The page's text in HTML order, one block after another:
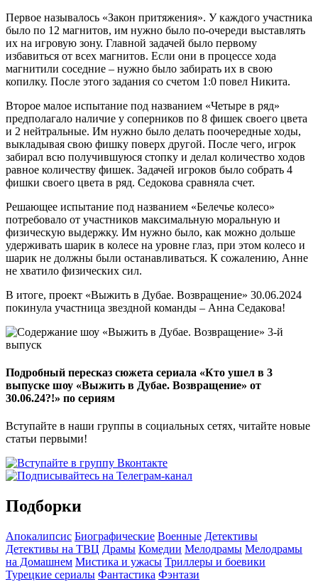
Первое называлось «Закон притяжения». У каждого участника
было по 12 магнитов, им нужно было по-очереди выставлять
их на игровую зону. Главной задачей было первому
избавиться от всех магнитов. Если они в процессе хода
магнитили соседние – нужно было забирать их в свою
копилку. После этого задания со счетом 1:0 повел Никита.
Второе малое испытание под названием «Четыре в ряд»
предполагало наличие у соперников по 8 фишек своего цвета
и 2 нейтральные. Им нужно было делать поочередные ходы,
выкладывая свою фишку поверх другой. После чего, игрок
забирал всю получившуюся стопку и делал количество ходов
равное количеству фишек. Задачей игроков было собрать 4
фишки своего цвета в ряд. Седокова сравняла счет.
Решающее испытание под названием «Белечье колесо»
потребовало от участников максимальную моральную и
физическую выдержку. Им нужно было, как можно дольше
удерживать шарик в колесе на уровне глаз, при этом колесо и
шарик не должны были останавливаться. К сожалению, Анне
не хватило физических сил.
В итоге, проект «Выжить в Дубае. Возвращение» 30.06.2024
покинула участница звездной команды – Анна Седакова!
Подробный пересказ сюжета сериала «Кто ушел в 3
выпуске шоу «Выжить в Дубае. Возвращение» от
30.06.24?!» по сериям
Вступайте в наши группы в социальных сетях, читайте новые
статьи первыми!
Подборки
Апокалипсис Биографические Военные Детективы
Детективы на ТВЦ Драмы Комедии Мелодрамы Мелодрамы
на Домашнем Мистика и ужасы Триллеры и боевики
Турецкие сериалы Фантастика Фэнтази